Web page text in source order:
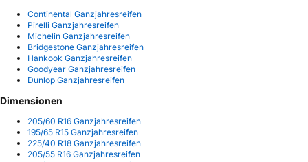
Continental Ganzjahresreifen
Pirelli Ganzjahresreifen
Michelin Ganzjahresreifen
Bridgestone Ganzjahresreifen
Hankook Ganzjahresreifen
Goodyear Ganzjahresreifen
Dunlop Ganzjahresreifen
Dimensionen
205/60 R16 Ganzjahresreifen
195/65 R15 Ganzjahresreifen
225/40 R18 Ganzjahresreifen
205/55 R16 Ganzjahresreifen